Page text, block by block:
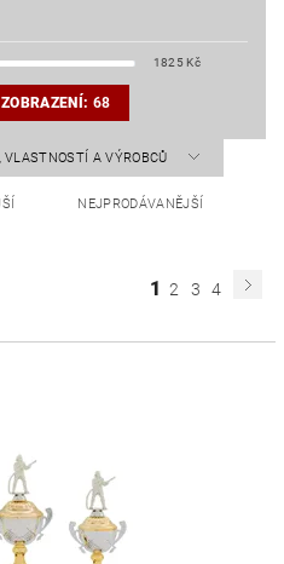
1825Kč
68
VLASTNOSTÍ A VÝROBCŮ
NEJPRODÁVANĚJŠÍ
1 2 3
4